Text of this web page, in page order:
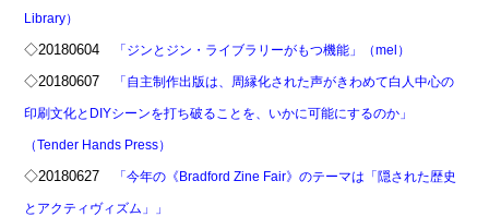
Library）
◇20180604 「ジンとジン・ライブラリーがもつ機能」（mel）
◇20180607 「自主制作出版は、周縁化された声がきわめて白人中心の
印刷文化とDIYシーンを打ち破ることを、いかに可能にするのか」
（Tender Hands Press）
◇20180627 「今年の《Bradford Zine Fair》のテーマは「隠された歴史
とアクティヴィズム」」